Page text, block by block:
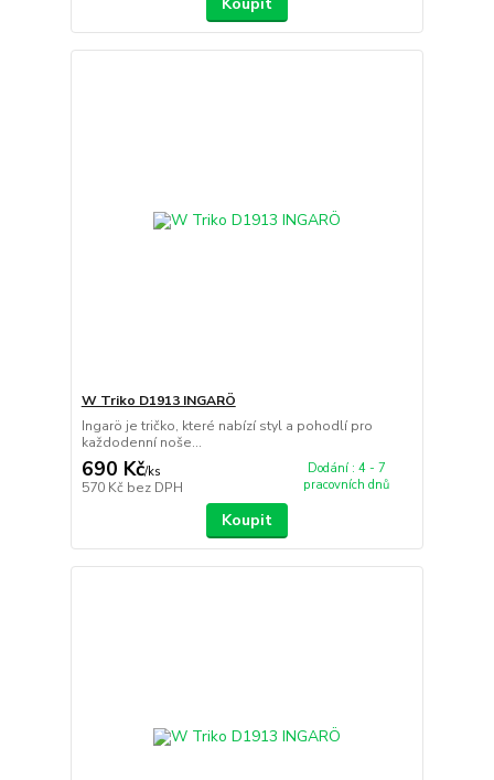
W Triko D1913 INGARÖ
Ingarö je tričko, které nabízí styl a pohodlí pro
každodenní noše...
690 Kč/ks
570 Kč bez DPH
Dodání : 4 - 7
pracovních dnů
Koupit